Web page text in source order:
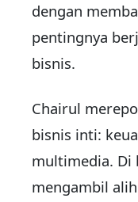
dengan
pentingnya
bisnis.
Chairul
bisnis inti:
multimedia. Di
mengambil